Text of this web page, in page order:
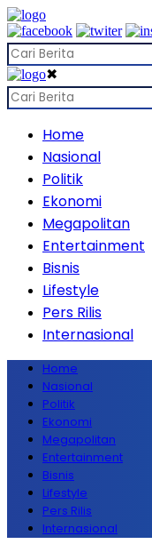
✖
Home
Nasional
Politik
Ekonomi
Megapolitan
Entertainment
Bisnis
Lifestyle
Pers Rilis
Internasional
Home
Nasional
Politik
Ekonomi
Megapolitan
Entertainment
Bisnis
Lifestyle
Pers Rilis
Internasional